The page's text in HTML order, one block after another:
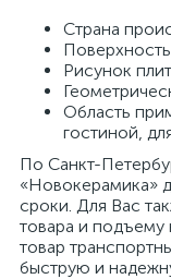
Страна
Рисунок
Область
гостиной,
По Санкт-
«Новокерамика»
сроки. Для Вас
товара и
товар
быструю и